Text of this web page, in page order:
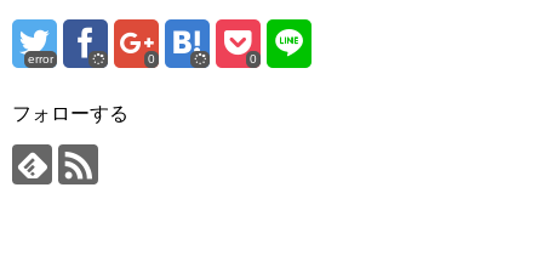
error 0 0
フォローする